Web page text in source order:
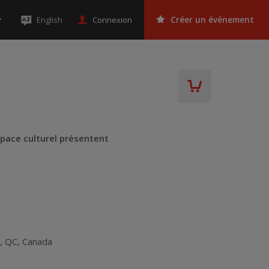
English Connexion Créer un événement
culturel présentent
, QC, Canada